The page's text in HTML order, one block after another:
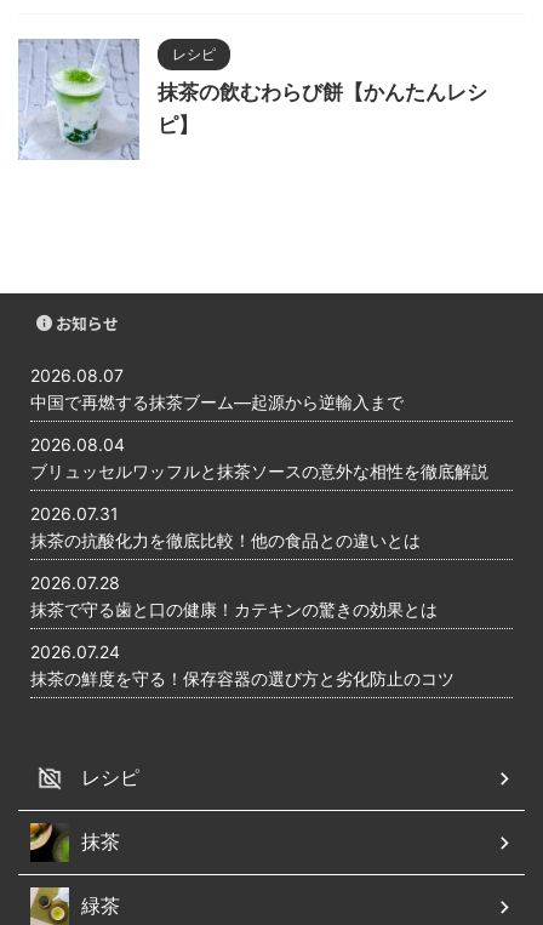
レシピ
抹茶の飲むわらび餅【かんたんレシ
ピ】
お知らせ
2026.08.07
中国で再燃する抹茶ブーム―起源から逆輸入まで
2026.08.04
ブリュッセルワッフルと抹茶ソースの意外な相性を徹底解説
2026.07.31
抹茶の抗酸化力を徹底比較！他の食品との違いとは
2026.07.28
抹茶で守る歯と口の健康！カテキンの驚きの効果とは
2026.07.24
抹茶の鮮度を守る！保存容器の選び方と劣化防止のコツ
レシピ
抹茶
緑茶